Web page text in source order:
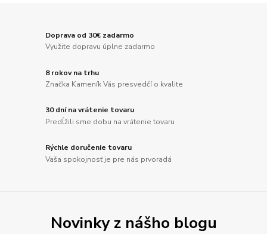
Doprava od 30€ zadarmo
Využite dopravu úplne zadarmo
8 rokov na trhu
Značka Kameník Vás presvedčí o kvalite
30 dní na vrátenie tovaru
Predĺžili sme dobu na vrátenie tovaru
Rýchle doručenie tovaru
Vaša spokojnosť je pre nás prvoradá
Novinky z nášho blogu